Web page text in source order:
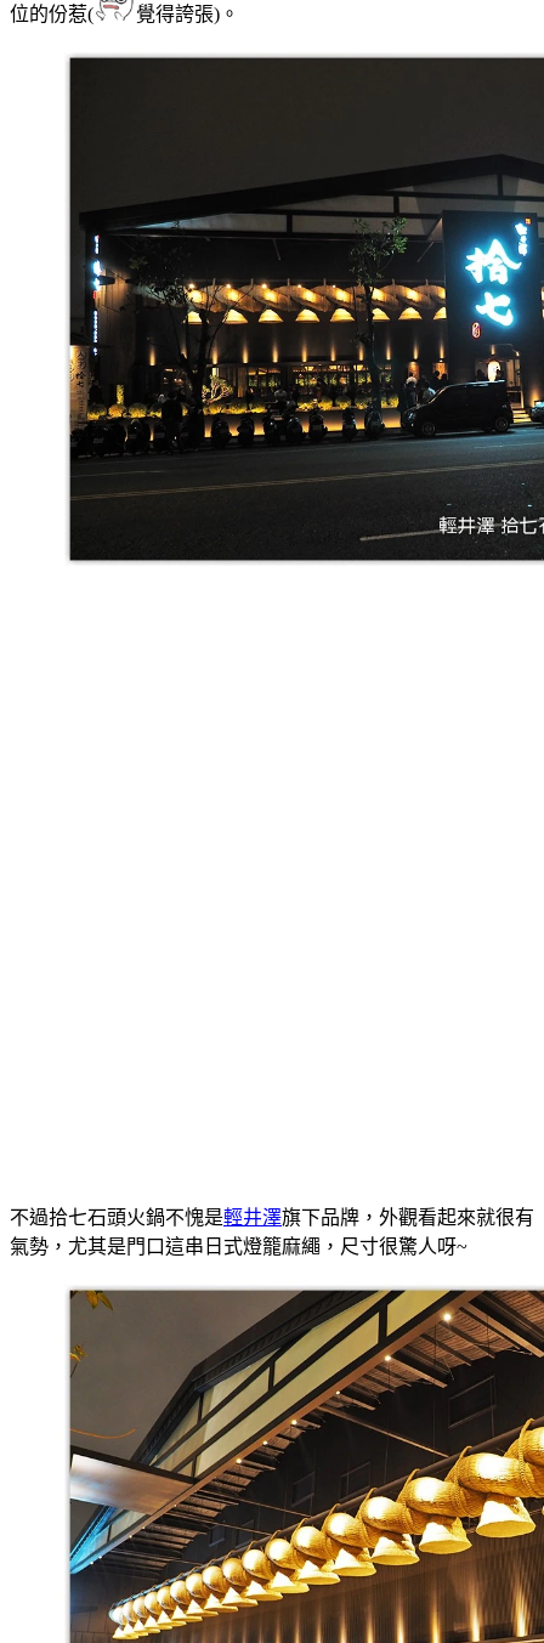
位的份惹( 覺得誇張)。
不過拾七石頭火鍋不愧是輕井澤旗下品牌，外觀看起來就很有
氣勢，尤其是門口這串日式燈籠麻繩，尺寸很驚人呀~